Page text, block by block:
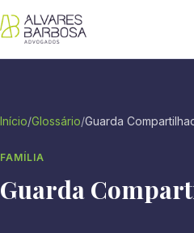
Início/Glossário/Guarda
FAMÍLIA
Guarda